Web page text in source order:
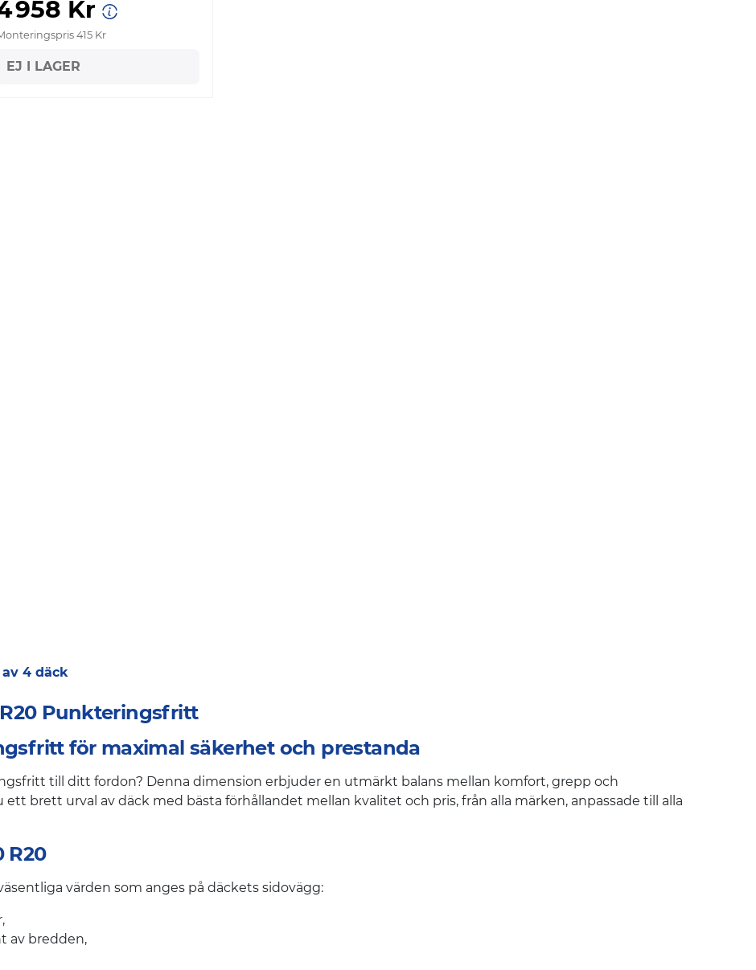
958 Kr
415 Kr
EJ I LAGER
av 4 däck
Punkteringsfritt
för maximal säkerhet och prestanda
till ditt fordon? Denna dimension erbjuder en utmärkt balans mellan komfort, grepp och
brett urval av däck med bästa förhållandet mellan kvalitet och pris, från alla märken, anpassade till alla
R20
värden som anges på däckets sidovägg:
av bredden,